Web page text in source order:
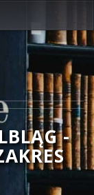
-